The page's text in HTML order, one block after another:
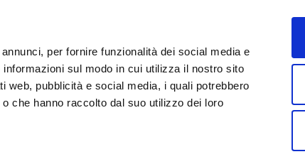
per fornire funzionalità dei social media e
sul modo in cui utilizza il nostro sito
web, pubblicità e social media, i quali potrebbero
che hanno raccolto dal suo utilizzo dei loro
cerca